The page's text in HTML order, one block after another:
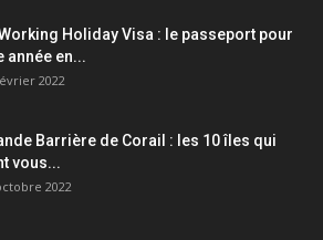
Holiday Visa : le passeport pour
année en...
2022
Barrière de Corail : les 10 îles qui
vous...
2022